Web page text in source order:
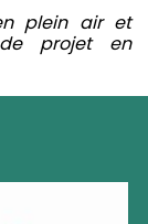
plein air et
de projet en